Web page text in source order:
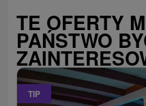
TE OFERTY
PAŃSTWO
TIP